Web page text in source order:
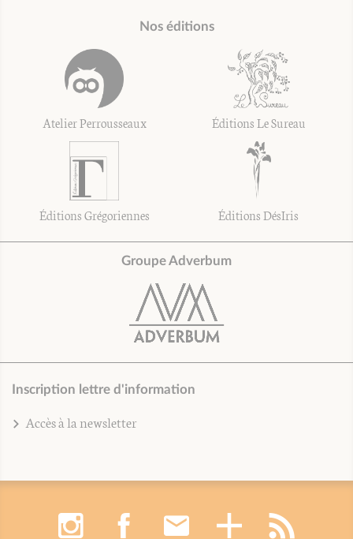
Nos éditions
Atelier Perrousseaux Éditions Le Sureau
Éditions Grégoriennes Éditions DésIris
Groupe Adverbum
Inscription lettre d'information
Accès à la newsletter